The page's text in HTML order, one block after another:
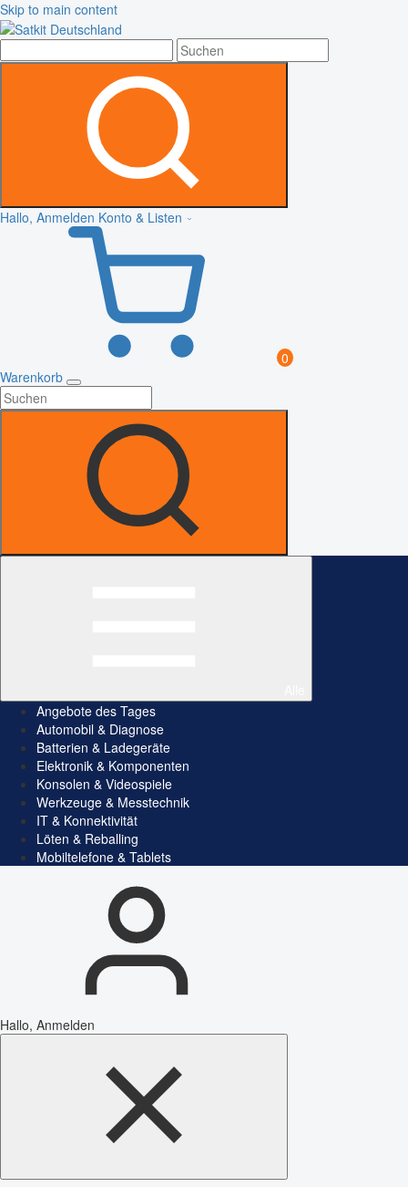
Skip to main content
Hallo, Anmelden Konto & Listen
0
Warenkorb
Angebote des Tages
Automobil & Diagnose
Batterien & Ladegeräte
Elektronik & Komponenten
Konsolen & Videospiele
Werkzeuge & Messtechnik
IT & Konnektivität
Löten & Reballing
Mobiltelefone & Tablets
Hallo, Anmelden